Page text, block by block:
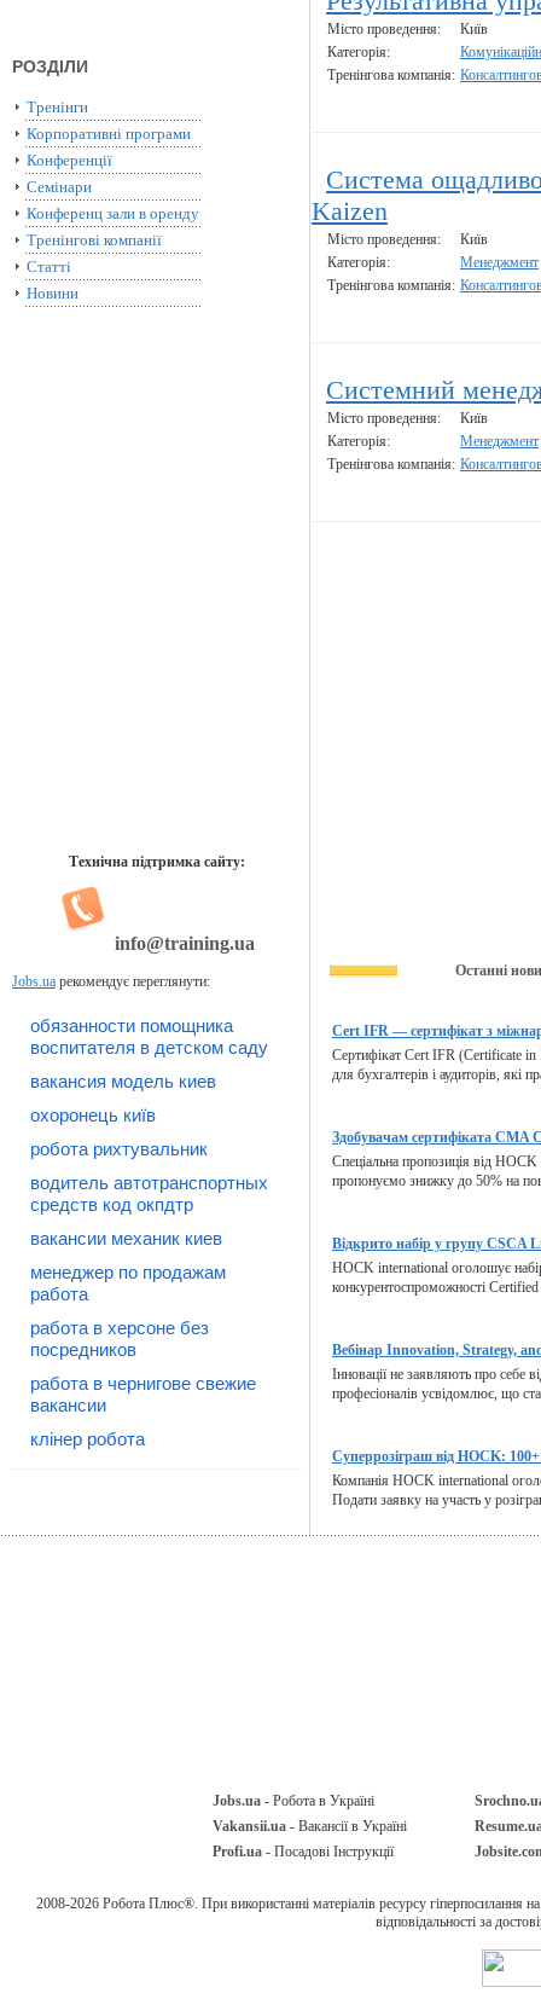
РОЗДІЛИ
Тренінги
Корпоративні програми
Конференції
Семінари
Конференц зали в оренду
Тренінгові компанії
Статті
Новини
Технічна підтримка сайту:
info@training.ua
Jobs.ua рекомендує переглянути:
обязанности помощника
воспитателя в детском саду
вакансия модель киев
охоронець київ
робота рихтувальник
водитель автотранспортных
средств код окпдтр
вакансии механик киев
менеджер по продажам
работа
работа в херсоне без
посредников
работа в чернигове свежие
вакансии
клінер робота
Місто проведення:
Київ
Категорія:
Тренінгова компанія:
Система
Kaizen
Місто проведення:
Київ
Категорія:
Менеджмент
Тренінгова компанія:
Системний
Місто проведення:
Київ
Категорія:
Менеджмент
Тренінгова компанія:
Останні
Cert IFR — сертифікат з
Сертифікат Cert IFR (Certificate
для бухгалтерів і аудиторів, які
Здобувачам сертифіката CMA
Спеціальна пропозиція від
пропонуємо знижку до 50% на
Відкрито набір у групу CSCA
HOCK international оголошує
конкурентоспроможності
Вебінар Innovation, Strategy,
Інновації не заявляють про себе
професіоналів усвідомлює, що
Суперрозіграш від HOCK:
Компанія HOCK international
Подати заявку на участь у
Jobs.ua - Робота в Україні
Vakansii.ua - Вакансії в Україні
Profi.ua - Посадові Інструкції
2008-2026 Робота Плюс®. При використанні матеріалів ресурсу гіперпосилання
відповідальності за